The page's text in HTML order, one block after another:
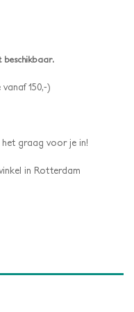
150,-)
het graag voor je in!
in Rotterdam